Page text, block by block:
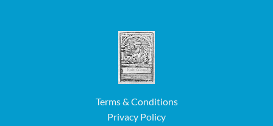
Terms & Conditions
Privacy Policy